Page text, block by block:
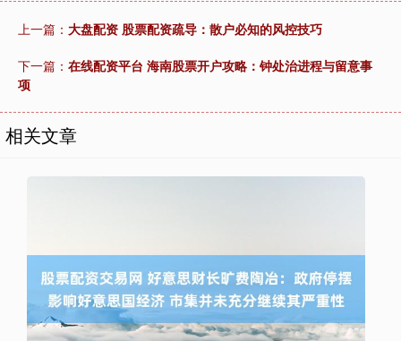
上一篇： 大盘配资 股票配资疏导：散户必知的风控技巧
下一篇： 在线配资平台 海南股票开户攻略：钟处治进程与留意事
项
相关文章